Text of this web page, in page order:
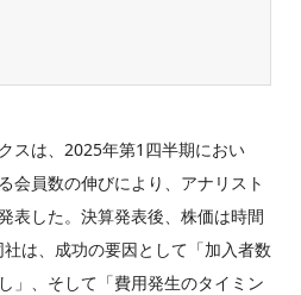
スは、2025年第1四半期におい
会員数の伸びにより、アナリスト
表した。決算発表後、株価は時間
は、成功の要因として「加入者数
」、そして「費用発生のタイミン